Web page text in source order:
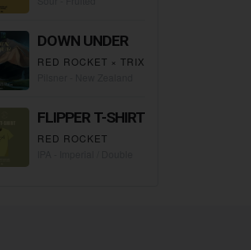
DOWN UNDER
RED ROCKET × TRIX
FLIPPER T-SHIRT
RED ROCKET